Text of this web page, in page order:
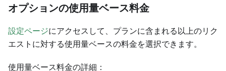
オプションの使用量ベース料金
設定ページにアクセスして、プランに含まれる以上のリク
エストに対する使用量ベースの料金を選択できます。
使用量ベース料金の詳細：